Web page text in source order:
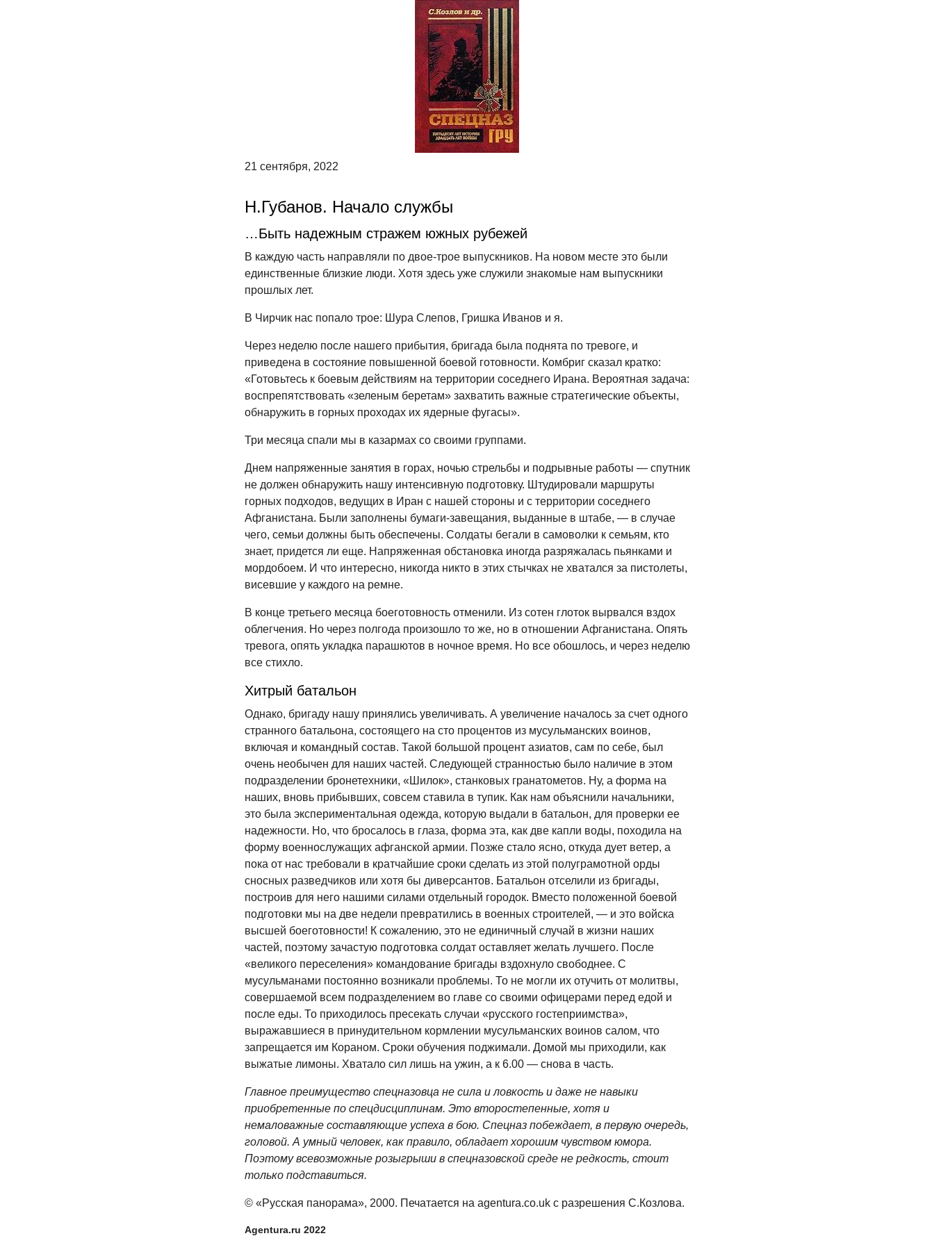
21 сентября, 2022
Н.Губанов. Начало службы
…Быть надежным стражем южных рубежей
В каждую часть направляли по двое-трое выпускников. На новом месте это были
единственные близкие люди. Хотя здесь уже служили знакомые нам выпускники
прошлых лет.
В Чирчик нас попало трое: Шура Слепов, Гришка Иванов и я.
Через неделю после нашего прибытия, бригада была поднята по тревоге, и
приведена в состояние повышенной боевой готовности. Комбриг сказал кратко:
«Готовьтесь к боевым действиям на территории соседнего Ирана. Вероятная задача:
воспрепятствовать «зеленым беретам» захватить важные стратегические объекты,
обнаружить в горных проходах их ядерные фугасы».
Три месяца спали мы в казармах со своими группами.
Днем напряженные занятия в горах, ночью стрельбы и подрывные работы — спутник
не должен обнаружить нашу интенсивную подготовку. Штудировали маршруты
горных подходов, ведущих в Иран с нашей стороны и с территории соседнего
Афганистана. Были заполнены бумаги-завещания, выданные в штабе, — в случае
чего, семьи должны быть обеспечены. Солдаты бегали в самоволки к семьям, кто
знает, придется ли еще. Напряженная обстановка иногда разряжалась пьянками и
мордобоем. И что интересно, никогда никто в этих стычках не хватался за пистолеты,
висевшие у каждого на ремне.
В конце третьего месяца боеготовность отменили. Из сотен глоток вырвался вздох
облегчения. Но через полгода произошло то же, но в отношении Афганистана. Опять
тревога, опять укладка парашютов в ночное время. Но все обошлось, и через неделю
все стихло.
Хитрый батальон
Однако, бригаду нашу принялись увеличивать. А увеличение началось за счет одного
странного батальона, состоящего на сто процентов из мусульманских воинов,
включая и командный состав. Такой большой процент азиатов, сам по себе, был
очень необычен для наших частей. Следующей странностью было наличие в этом
подразделении бронетехники, «Шилок», станковых гранатометов. Ну, а форма на
наших, вновь прибывших, совсем ставила в тупик. Как нам объяснили начальники,
это была экспериментальная одежда, которую выдали в батальон, для проверки ее
надежности. Но, что бросалось в глаза, форма эта, как две капли воды, походила на
форму военнослужащих афганской армии. Позже стало ясно, откуда дует ветер, а
пока от нас требовали в кратчайшие сроки сделать из этой полуграмотной орды
сносных разведчиков или хотя бы диверсантов. Батальон отселили из бригады,
построив для него нашими силами отдельный городок. Вместо положенной боевой
подготовки мы на две недели превратились в военных строителей, — и это войска
высшей боеготовности! К сожалению, это не единичный случай в жизни наших
частей, поэтому зачастую подготовка солдат оставляет желать лучшего. После
«великого переселения» командование бригады вздохнуло свободнее. С
мусульманами постоянно возникали проблемы. То не могли их отучить от молитвы,
совершаемой всем подразделением во главе со своими офицерами перед едой и
после еды. То приходилось пресекать случаи «русского гостеприимства»,
выражавшиеся в принудительном кормлении мусульманских воинов салом, что
запрещается им Кораном. Сроки обучения поджимали. Домой мы приходили, как
выжатые лимоны. Хватало сил лишь на ужин, а к 6.00 — снова в часть.
Главное преимущество спецназовца не сила и ловкость и даже не навыки
приобретенные по спецдисциплинам. Это второстепенные, хотя и
немаловажные составляющие успеха в бою. Спецназ побеждает, в первую очередь,
головой. А умный человек, как правило, обладает хорошим чувством юмора.
Поэтому всевозможные розыгрыши в спецназовской среде не редкость, стоит
только подставиться.
© «Русская панорама», 2000. Печатается на agentura.co.uk с разрешения С.Козлова.
Agentura.ru 2022